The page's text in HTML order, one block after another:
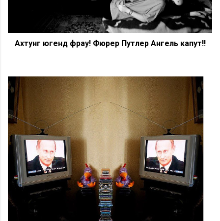
Ахтунг югенд фрау! Фюрер Путлер Ангель капут!!